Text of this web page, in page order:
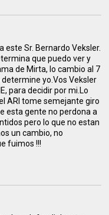
este Sr. Bernardo Veksler.
que puedo ver y
de Mirta, lo cambio al 7
yo.Vos Veksler
para decidir por mi.Lo
ARI tome semejante giro
esta gente no perdona a
pero lo que no estan
un cambio, no
fuimos !!!